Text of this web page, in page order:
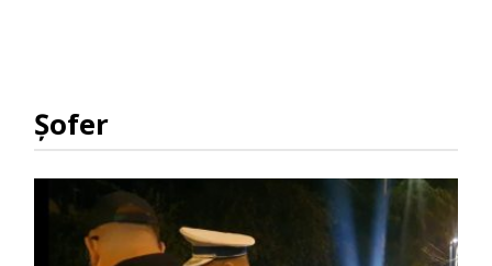
Şofer